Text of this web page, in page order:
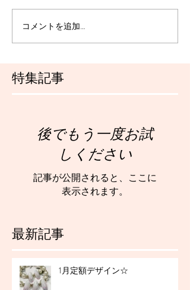
特集記事
最新記事
コメントを追加…
後でもう一度お試
しください
記事が公開されると、ここに
表示されます。
1月定額デザイン☆